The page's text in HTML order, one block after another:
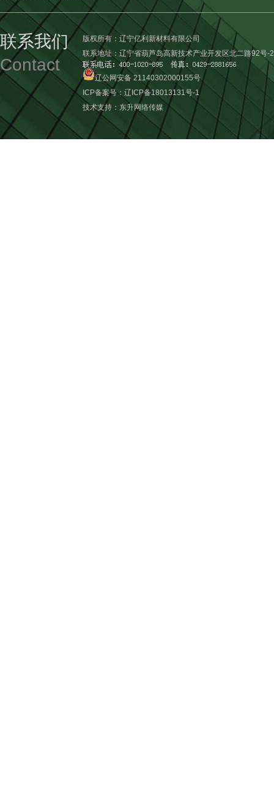
联系我们
Contact
版权所有：辽宁亿利新材料有限公司
联系地址：辽宁省葫芦岛高新技术产业开发区北二路92号-2
辽公网安备 21140302000155号
ICP备案号： 辽ICP备18013131号-1
技术支持： 东升网络传媒